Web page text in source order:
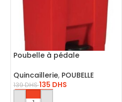
Poubelle à pédale
Quincaillerie, POUBELLE
139DHS135 DHS